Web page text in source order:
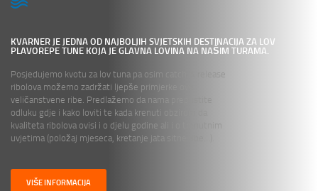
KVARNER JE JEDNA OD NAJBOLJIH SVJETSKIH DESTINACIJA ZA LOV
PLAVOREPE TUNE KOJA JE GLAVNA LOVINA NA NAŠIM TURAMA.
Posjedujemo kvotu za lov tuna pa osim catch & release
ribolova možemo zadržati ljepše primjerke ove
veličanstvene ribe. Predlažemo da nama prepustite
odluku gdje i kako loviti te kada krenuti obzirom da
kvaliteta ribolova ovisi i o djelu godine ali i o trenutnim
uvjetima (položaj mjeseca, kretanje jata sitne ribe…).
VIŠE INFORMACIJA